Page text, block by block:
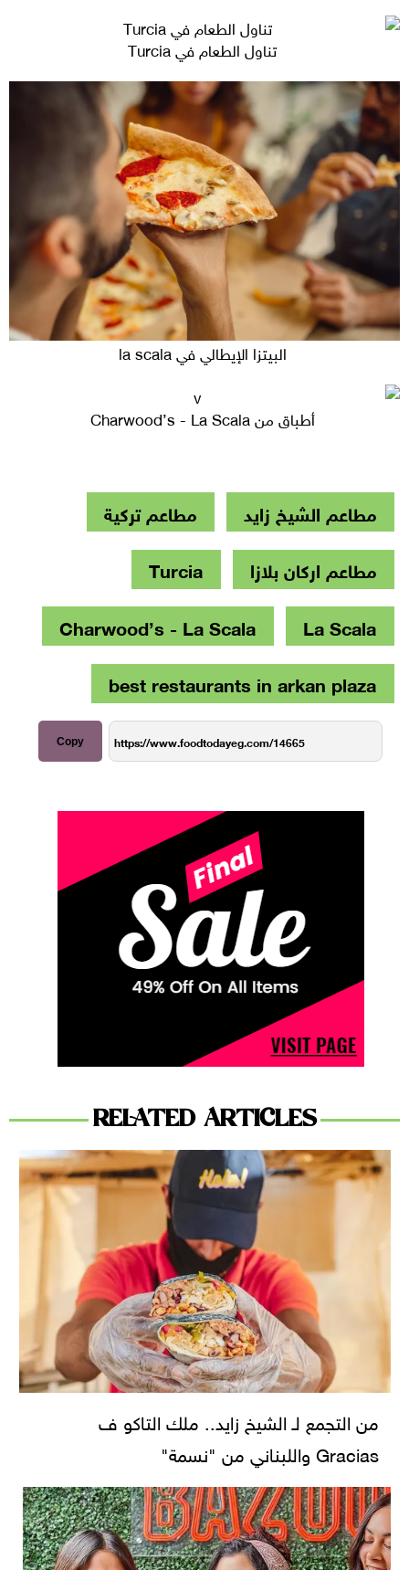
تناول الطعام في Turcia
البيتزا الإيطالي في la scala
أطباق من Charwood’s - La Scala
مطاعم الشيخ زايد
مطاعم تركية
مطاعم اركان بلازا
Turcia
La Scala
Charwood’s - La Scala
best restaurants in arkan plaza
Copy
RELATED ARTICLES
من التجمع لـ الشيخ زايد.. ملك التاكو ف
Gracias واللبناني من "نسمة"